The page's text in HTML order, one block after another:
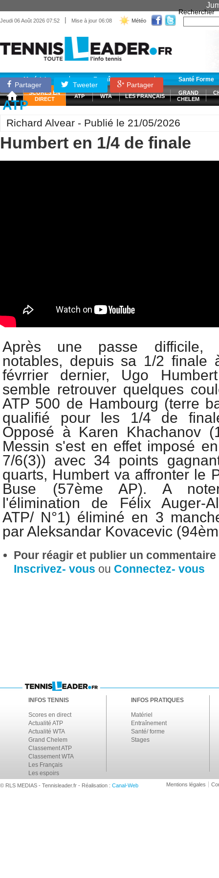
Jeudi 06 Août 2026 07:52 | Mise à jour 06:08 Météo
Rechercher
Matériel Entraînement Santé Forme
SCORES EN
DIRECT
ATP WTA LES FRANÇAIS
GRAND
CHELEM
Partager Tweeter Partager
ATP
Richard Alvear - Publié le 21/05/2026
Humbert en 1/4 de finale
Après une passe difficile,
notables, depuis sa 1/2 finale
févrrier dernier, Ugo
semble retrouver quelques
ATP 500 de Hambourg (terre
qualifié pour les 1/4 de
Opposé à Karen Khachanov
Messin s'est en effet imposé
7/6(3)) avec 34 points
quarts, Humbert va affronter le
Buse (57ème AP). A
l'élimination de Félix Auger-
ATP/ N°1) éliminé en 3
par Aleksandar Kovacevic
Pour réagir et publier un
Inscrivez- vous ou Connectez- vous
INFOS TENNIS
Scores en direct
Actualité ATP
Actualité WTA
Grand Chelem
Classement ATP
Classement WTA
Les Français
Les espoirs
INFOS PRATIQUES
Matériel
Entraînement
Santé/ forme
Stages
© RLS MEDIAS - Tennisleader.fr - Réalisation : Canal-Web Mentions légales